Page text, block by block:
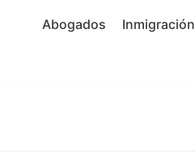
Abogados Inmigración